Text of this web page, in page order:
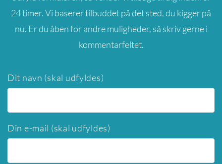
24 timer. Vi baserer tilbuddet på det sted, du kigger på
nu. Er du åben for andre muligheder, så skriv gerne i
kommentarfeltet.
Dit navn (skal udfyldes)
Din e-mail (skal udfyldes)